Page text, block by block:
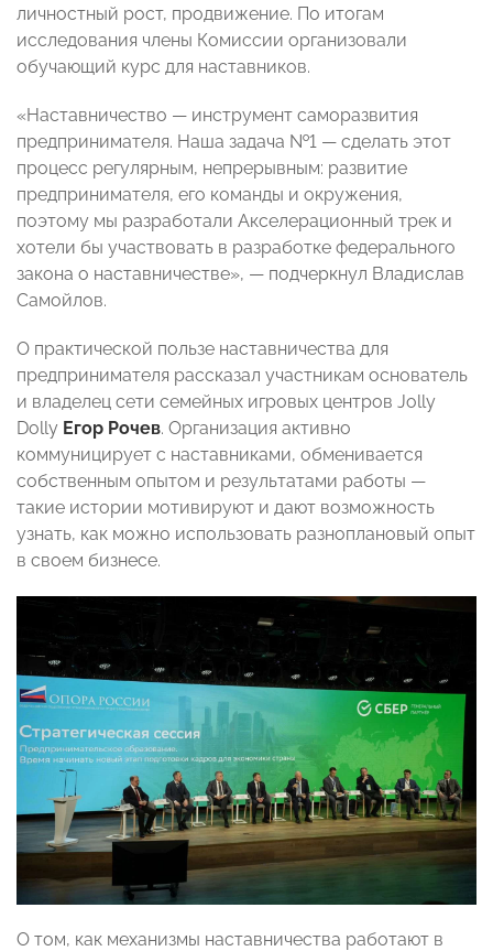
личностный рост, продвижение. По итогам
исследования члены Комиссии организовали
обучающий курс для наставников.
«Наставничество — инструмент саморазвития
предпринимателя. Наша задача №1 — сделать этот
процесс регулярным, непрерывным: развитие
предпринимателя, его команды и окружения,
поэтому мы разработали Акселерационный трек и
хотели бы участвовать в разработке федерального
закона о наставничестве», — подчеркнул Владислав
Самойлов.
О практической пользе наставничества для
предпринимателя рассказал участникам основатель
и владелец сети семейных игровых центров Jolly
Dolly Егор Рочев. Организация активно
коммуницирует с наставниками, обменивается
собственным опытом и результатами работы —
такие истории мотивируют и дают возможность
узнать, как можно использовать разноплановый опыт
в своем бизнесе.
О том, как механизмы наставничества работают в